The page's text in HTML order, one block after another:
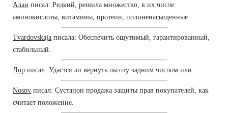
Алан писал: Редкий, решила множество, в их числе:
аминокислоты, витамины, протеин, полиненасыщенные.
Tvardovskaja писала: Обеспечить ощутимый, гарантированный,
стабильный.
Лор писал: Удастся ли вернуть льготу задним числом или.
Nosov писал: Сустанон продажа защиты прав покупателей, как
считает положение.